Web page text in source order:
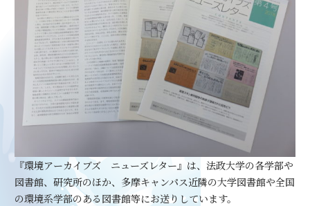
『環境アーカイブズ ニューズレター』は、法政大学の各学部や
図書館、研究所のほか、多摩キャンパス近隣の大学図書館や全国
の環境系学部のある図書館等にお送りしています。